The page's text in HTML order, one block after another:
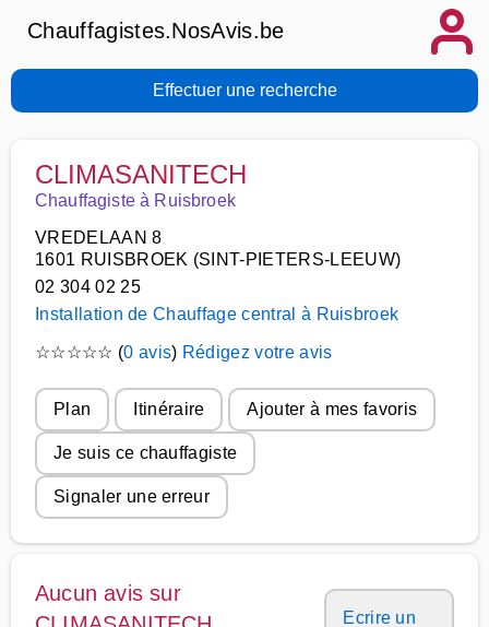
Chauffagistes.NosAvis.be
Effectuer une recherche
CLIMASANITECH
Chauffagiste à Ruisbroek
VREDELAAN 8
1601 RUISBROEK (SINT-PIETERS-LEEUW)
02 304 02 25
Installation de Chauffage central à Ruisbroek
☆☆☆☆☆ (0 avis) Rédigez votre avis
Plan Itinéraire Ajouter à mes favoris
Je suis ce chauffagiste
Signaler une erreur
Aucun avis sur
Ecrire un